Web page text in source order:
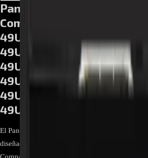
Panel LCD LG EAJ65328401
Compatible con modelos
49UK6300PDB,
49UM7300PDA.BWCYLJM,
49UM731C0DA,
49UN7100PDA,
49UT640S0DA,
49UU670H
El Panel LCD LG EAJ65328401 de 49" es un
diseñado para restaurar la calidad de imagen en